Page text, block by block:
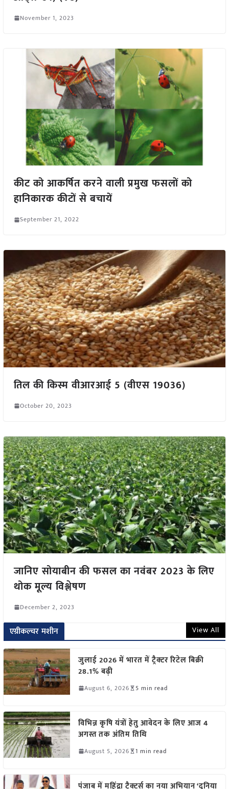
November 1, 2023
कीट को आकर्षित करने वाली प्रमुख फसलों को
हानिकारक कीटों से बचायें
September 21, 2022
तिल की किस्म वीआरआई 5 (वीएस 19036)
October 20, 2023
जानिए सोयाबीन की फसल का नवंबर 2023 के लिए
थोक मूल्य विश्लेषण
December 2, 2023
एग्रीकल्चर मशीन View All
जुलाई 2026 में भारत में ट्रैक्टर रिटेल बिक्री
28.1% बढ़ी
August 6, 2026 5 min read
विभिन्न कृषि यंत्रों हेतु आवेदन के लिए आज 4
अगस्त तक अंतिम तिथि
August 5, 2026 1 min read
पंजाब में महिंद्रा ट्रैक्टर्स का नया अभियान ‘दुनिया